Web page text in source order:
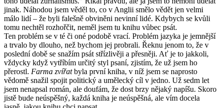
jinak. Náhodou jsem věděl to, co v Anglii smělo vědět jen velmi
málo lidí – že byli falešně obviněni nevinní lidé. Kdybych se kvůli
tomu nechtěl rozhořčit, neměl jsem tu knihu vůbec psát.
Ten problém se v té či oné podobě vrací. Problém jazyka je jemnější
a trvalo by dlouho, než bychom jej probrali. Řeknu jenom to, že v
poslední době se snažím psát střízlivěji a přesněji. Ať je to jakkoli,
vždycky když vytříbím určitý styl psaní, zjistím, že už jsem ho
přerostl. Farma zvířatbyla první kniha, v níž jsem se naprosto
vědomě snažil spojit politický a umělecký cíl v jedno. Už sedm let
jsem nenapsal román, ale doufám, že dost brzy nějaký napíšu. Skoro
jistě bude neúspěšný, každá kniha je neúspěšná, ale vím docela